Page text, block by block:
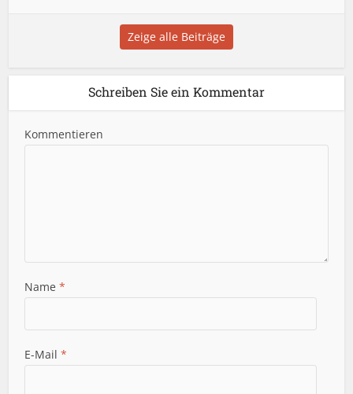
Zeige alle Beiträge
Schreiben Sie ein Kommentar
Kommentieren
Name*
E-Mail*